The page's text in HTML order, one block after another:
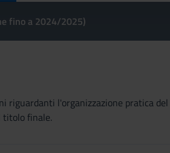
fino a 2024/2025)
riguardanti l'organizzazione
titolo finale.